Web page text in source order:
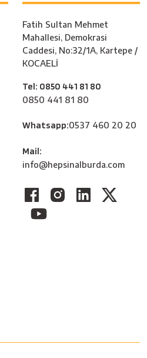
Fatih Sultan Mehmet
Mahallesi, Demokrasi
Caddesi, No:32/1A, Kartepe /
KOCAELİ
Tel: 0850 441 81 80
0850 441 81 80
Whatsapp:0537 460 20 20
Mail:
info@hepsinalburda.com